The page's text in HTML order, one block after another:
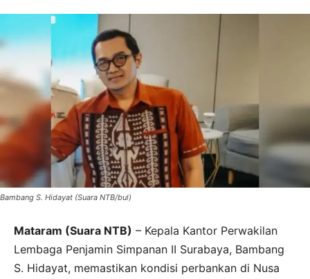
Bambang S. Hidayat (Suara NTB/bul)
Mataram (Suara NTB) – Kepala Kantor Perwakilan
Lembaga Penjamin Simpanan II Surabaya, Bambang
S. Hidayat, memastikan kondisi perbankan di Nusa